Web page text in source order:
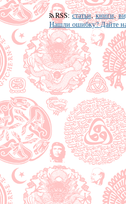
RSS:статьи,книги,
Нашли ошибку? Дайте